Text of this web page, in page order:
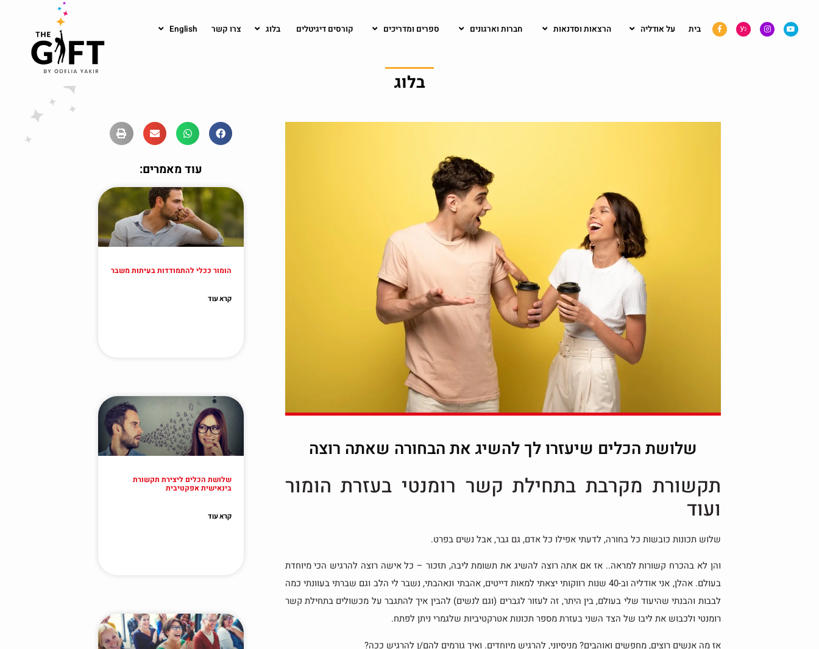
בית על אודליה הרצאות וסדנאות חברות וארגונים ספרים ומדריכים קורסים דיגיטלים בלוג צרו קשר English
בלוג
שלושת הכלים שיעזרו לך להשיג את הבחורה שאתה רוצה
תקשורת מקרבת בתחילת קשר רומנטי בעזרת הומור
ועוד
שלוש תכונות כובשות כל בחורה, לדעתי אפילו כל אדם, גם גבר, אבל נשים בפרט.
והן לא בהכרח קשורות למראה.. אז אם אתה רוצה להשיג את תשומת ליבה, תזכור – כל אישה רוצה להרגיש הכי מיוחדת
בעולם. אהלן, אני אודליה וב-40 שנות רווקותי יצאתי למאות דייטים, אהבתי ונאהבתי, נשבר לי הלב וגם שברתי בעוונתי כמה
לבבות והבנתי שהיעוד שלי בעולם, בין היתר, זה לעזור לגברים (וגם לנשים) להבין איך להתגבר על מכשולים בתחילת קשר
רומנטי ולכבוש את ליבו של הצד השני בעזרת מספר תכונות אטרקטיביות שלגמרי ניתן לפתח.
אז מה אנשים רוצים, מחפשים ואוהבים? מניסיוני, להרגיש מיוחדים. ואיך גורמים להם/ן להרגיש ככה?
עוד מאמרים:
הומור ככלי להתמודדות בעיתות משבר
קרא עוד
שלושת הכלים ליצירת תקשורת
בינאישית אפקטיבית
קרא עוד